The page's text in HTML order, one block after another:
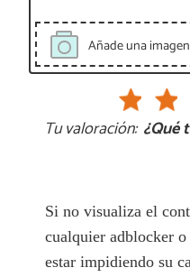
Añade una imagen
Tu valoración: ¿Qué
Si no visualiza el
cualquier adblocker
estar impidiendo su